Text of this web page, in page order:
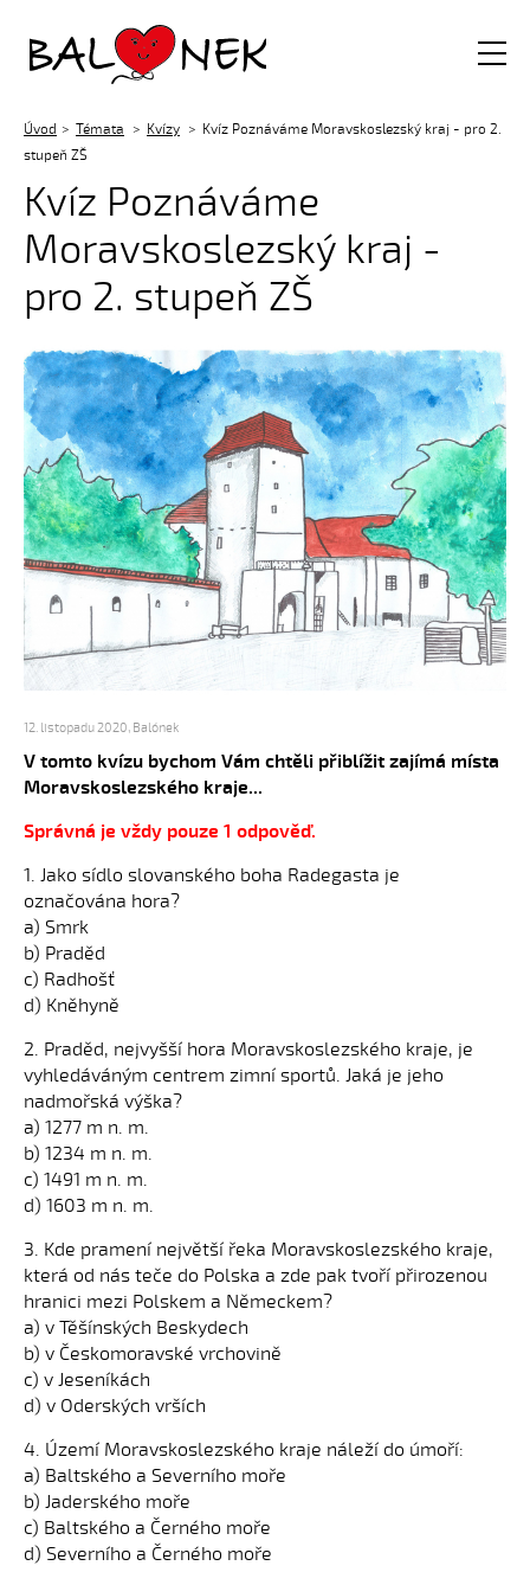
Balónek z.s.
Úvod Témata Kvízy
Kvíz Poznáváme Moravskoslezský kraj - pro 2.
stupeň ZŠ
Kvíz Poznáváme
Moravskoslezský kraj -
pro 2. stupeň ZŠ
12. listopadu 2020, Balónek
V tomto kvízu bychom Vám chtěli přiblížit zajímá místa
Moravskoslezského kraje...
Správná je vždy pouze 1 odpověď.
1. Jako sídlo slovanského boha Radegasta je
označována hora?
a) Smrk
b) Praděd
c) Radhošť
d) Kněhyně
2. Praděd, nejvyšší hora Moravskoslezského kraje, je
vyhledáváným centrem zimní sportů. Jaká je jeho
nadmořská výška?
a) 1277 m n. m.
b) 1234 m n. m.
c) 1491 m n. m.
d) 1603 m n. m.
3. Kde pramení největší řeka Moravskoslezského kraje,
která od nás teče do Polska a zde pak tvoří přirozenou
hranici mezi Polskem a Německem?
a) v Těšínských Beskydech
b) v Českomoravské vrchovině
c) v Jeseníkách
d) v Oderských vrších
4. Území Moravskoslezského kraje náleží do úmoří:
a) Baltského a Severního moře
b) Jaderského moře
c) Baltského a Černého moře
d) Severního a Černého moře